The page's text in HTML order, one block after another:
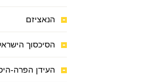
הנאציזם
הסיכסוך
העידן הפרה-